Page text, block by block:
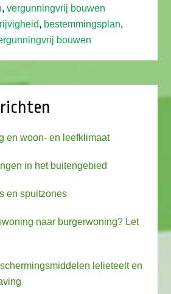
,vergunningvrij bouwen
, bestemmingsplan,
bouwen
en woon- en leefklimaat
in het buitengebied
en spuitzones
naar burgerwoning? Let
lelieteelt en